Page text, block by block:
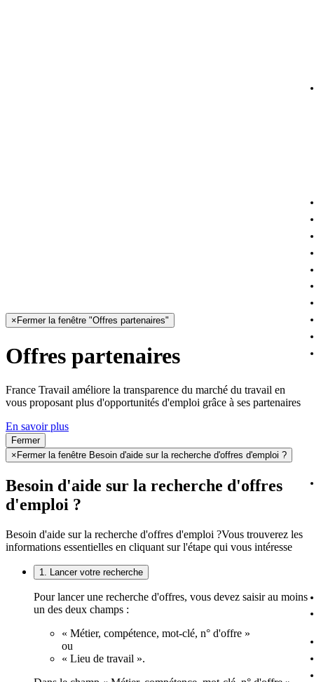
× Fermer la fenêtre "Offres partenaires"
Offres partenaires
France Travail améliore la transparence du marché du travail en
vous proposant plus d'opportunités d'emploi grâce à ses partenaires
En savoir plus
Fermer
× Fermer la fenêtre Besoin d'aide sur la recherche d'offres d'emploi ?
Besoin d'aide sur la recherche d'offres
d'emploi ?
Besoin d'aide sur la recherche d'offres d'emploi ?Vous trouverez les
informations essentielles en cliquant sur l'étape qui vous intéresse
1. Lancer votre recherche
Pour lancer une recherche d'offres, vous devez saisir au moins
un des deux champs :
« Métier, compétence, mot-clé, n° d'offre »
ou
« Lieu de travail ».